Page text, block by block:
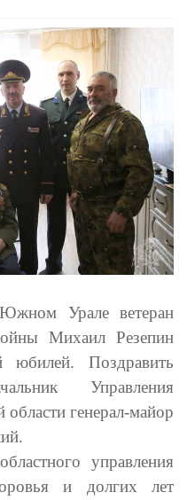
Урале ветеран
Михаил Резепин
юбилей. Поздравить
Управления
генерал-майор
управления
и долгих лет